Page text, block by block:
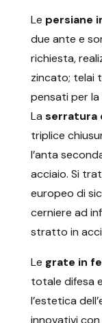
Le persiane
due ante e
richiesta,
zincato; telai
pensati per
La serratura
triplice
l’anta
acciaio. Si
europeo di
cerniere ad
stratto in
Le grate in
totale difesa
l’estetica
innovativi